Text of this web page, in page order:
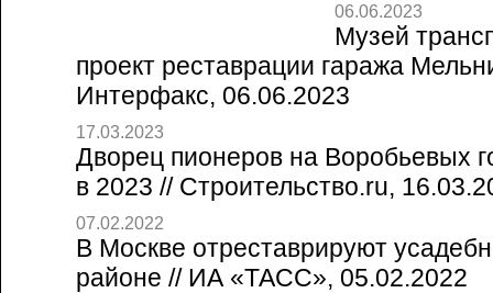
06.06.2023
Музей
проект реставрации гаража
Интерфакс, 06.06.2023
17.03.2023
Дворец пионеров на Воробьевых
в 2023 // Строительство.ru,
07.02.2022
В Москве отреставрируют
районе // ИА «ТАСС», 05.02.2022